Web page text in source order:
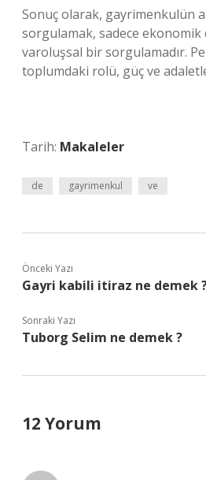
Sonuç olarak, gayrimenkulün
sorgulamak, sadece ekonomik
varoluşsal bir sorgulamadır.
toplumdaki rolü, güç ve
Tarih: Makaleler
de gayrimenkul ve
Önceki Yazı
Gayri kabili itiraz ne demek
Sonraki Yazı
Tuborg Selim ne demek ?
12 Yorum